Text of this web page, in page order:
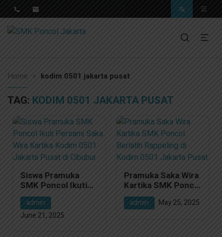
SMK Poncol Jakarta
Pendidikan Berkwalitas, Masa Depan Unggul
Home kodim 0501 jakarta pusat
TAG: KODIM 0501 JAKARTA PUSAT
Siswa Pramuka
SMK Poncol Ikuti
Persami Saka Wira
Kartika Kodim 0501
Jakarta Pusat di
admin
June 21, 2025
Pramuka Saka Wira
Kartika SMK Poncol
Berlatih Rappeling
di Kodim 0501
admin May 25, 2025